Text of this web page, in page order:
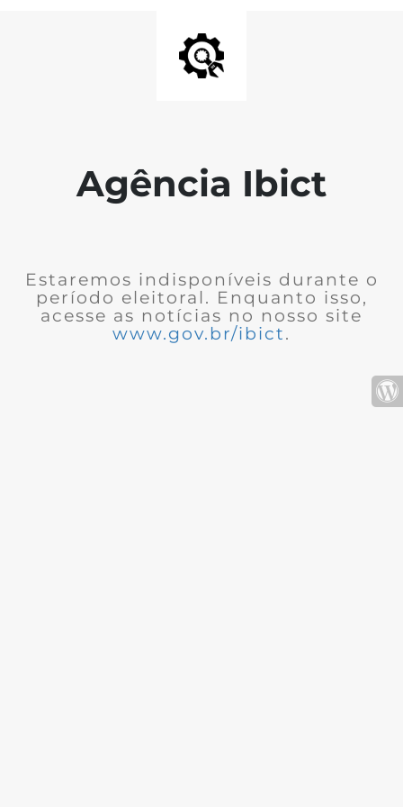
Agência Ibict
Estaremos indisponíveis durante o
período eleitoral. Enquanto isso,
acesse as notícias no nosso site
www.gov.br/ibict.